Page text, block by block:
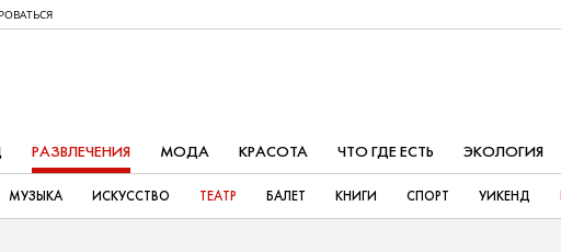
РАЗВЛЕЧЕНИЯ МОДА КРАСОТА ЧТО ГДЕ ЕСТЬ ЭКОЛОГИЯ
МУЗЫКА ИСКУССТВО ТЕАТР БАЛЕТ КНИГИ СПОРТ УИКЕНД